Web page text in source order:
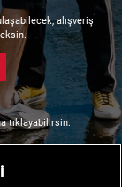
alışveriş
tıklayabilirsin.